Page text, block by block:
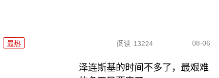
最热 阅读 13224 08-06
泽连斯基的时间不多了，最艰难